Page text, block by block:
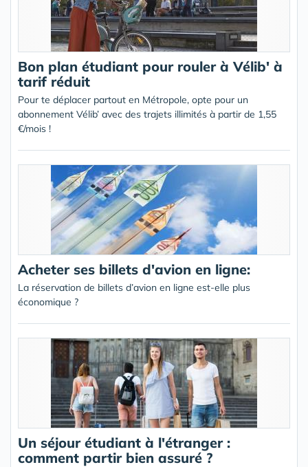
Bon plan étudiant pour rouler à Vélib' à
tarif réduit
Pour te déplacer partout en Métropole, opte pour un
abonnement Vélib’ avec des trajets illimités à partir de 1,55
€/mois !
Acheter ses billets d'avion en ligne:
La réservation de billets d’avion en ligne est-elle plus
économique ?
Un séjour étudiant à l'étranger :
comment partir bien assuré ?